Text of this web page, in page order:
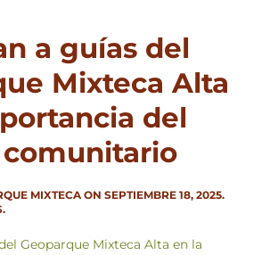
a guías del
Mixteca Alta
del
MIXTECA ON SEPTIEMBRE 18, 2025.
.
Geoparque Mixteca Alta en la